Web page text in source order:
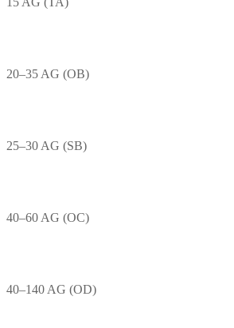
20–35 AG (OB)
25–30 AG (SB)
40–60 AG (OC)
40–140 AG (OD)